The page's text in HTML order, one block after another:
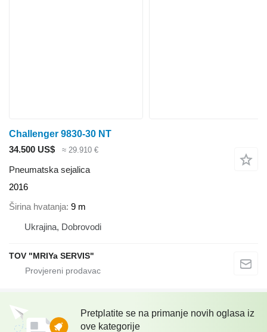
Challenger 9830-30 NT
34.500 US$
≈ 29.910 €
Pneumatska sejalica
2016
Širina hvatanja 9 m
Ukrajina, Dobrovodi
TOV "MRIYa SERVIS"
Pretplatite se na primanje novih oglasa iz
ove kategorije